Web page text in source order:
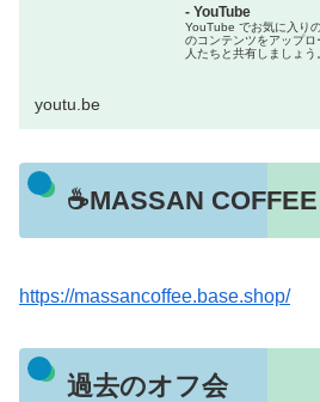
- YouTube
YouTube でお気に入り
のコンテンツをアップ
人たちと共有しましょう
youtu.be
☕MASSAN COFFEE
https://massancoffee.base.shop/
過去のオフ会